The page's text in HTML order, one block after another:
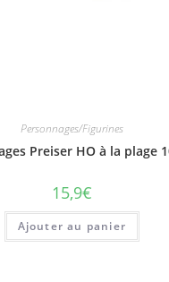
Personnages/Figurines
Preiser HO à la plage
15,9€
Ajouter au panier